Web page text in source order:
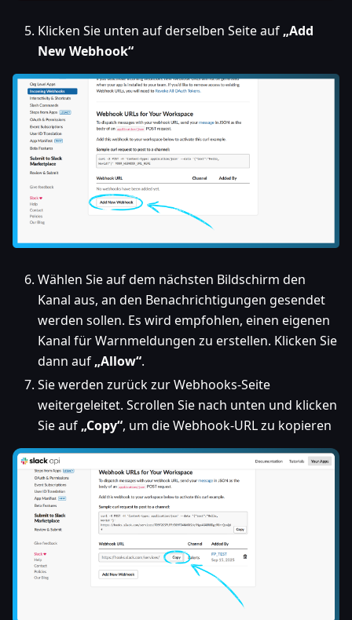
Klicken Sie unten auf derselben Seite auf „Add
New Webhook“
Wählen Sie auf dem nächsten Bildschirm den
Kanal aus, an den Benachrichtigungen gesendet
werden sollen. Es wird empfohlen, einen eigenen
Kanal für Warnmeldungen zu erstellen. Klicken Sie
dann auf„Allow“.
Sie werden zurück zur Webhooks-Seite
weitergeleitet. Scrollen Sie nach unten und klicken
Sie auf„Copy“, um die Webhook-URL zu kopieren